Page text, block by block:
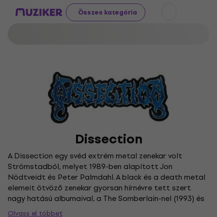
Összes kategória
Dissection
A Dissection egy svéd extrém metal zenekar volt
Strömstadból, melyet 1989-ben alapított Jon
Nödtveidt és Peter Palmdahl. A black és a death metal
elemeit ötvöző zenekar gyorsan hírnévre tett szert
nagy hatású albumaival, a The Somberlain-nel (1993) és
a Storm of the Light's Bane-nel (1995). Miután 1997-ben
Olvass el többet